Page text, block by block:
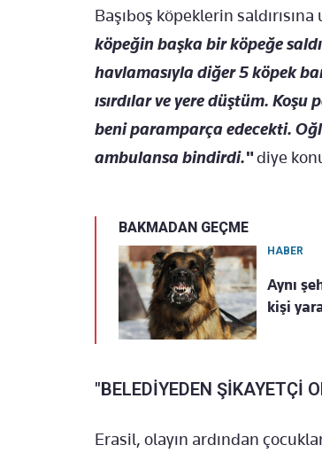
Başıboş köpeklerin
köpeğin başka bir köpeğe
havlamasıyla diğer 5 köpek
ısırdılar ve yere düştüm.
beni paramparça edecekti.
ambulansa bindirdi."diye
BAKMADAN GEÇME
HABER
Aynı
kişi
"BELEDİYEDEN ŞİKAYETÇİ
Erasil, olayın ardından